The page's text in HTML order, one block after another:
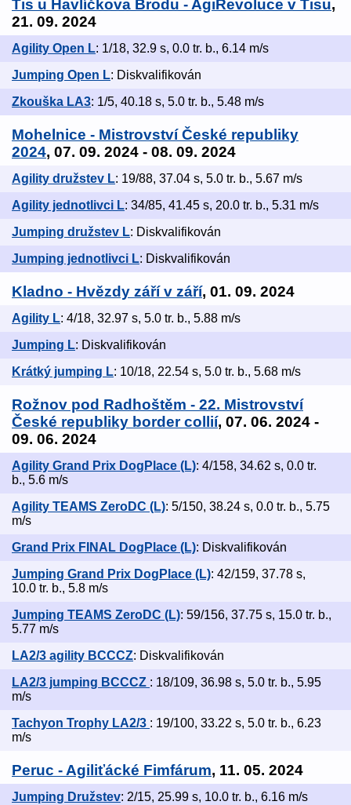
Tis u Havlíčkova Brodu - AgiRevoluce v Tisu,
21. 09. 2024
Agility Open L: 1/18, 32.9 s, 0.0 tr. b., 6.14 m/s
Jumping Open L: Diskvalifikován
Zkouška LA3: 1/5, 40.18 s, 5.0 tr. b., 5.48 m/s
Mohelnice - Mistrovství České republiky
2024, 07. 09. 2024 - 08. 09. 2024
Agility družstev L: 19/88, 37.04 s, 5.0 tr. b., 5.67 m/s
Agility jednotlivci L: 34/85, 41.45 s, 20.0 tr. b., 5.31 m/s
Jumping družstev L: Diskvalifikován
Jumping jednotlivci L: Diskvalifikován
Kladno - Hvězdy září v září, 01. 09. 2024
Agility L: 4/18, 32.97 s, 5.0 tr. b., 5.88 m/s
Jumping L: Diskvalifikován
Krátký jumping L: 10/18, 22.54 s, 5.0 tr. b., 5.68 m/s
Rožnov pod Radhoštěm - 22. Mistrovství
České republiky border collií, 07. 06. 2024 -
09. 06. 2024
Agility Grand Prix DogPlace (L): 4/158, 34.62 s, 0.0 tr.
b., 5.6 m/s
Agility TEAMS ZeroDC (L): 5/150, 38.24 s, 0.0 tr. b., 5.75
m/s
Grand Prix FINAL DogPlace (L): Diskvalifikován
Jumping Grand Prix DogPlace (L): 42/159, 37.78 s,
10.0 tr. b., 5.8 m/s
Jumping TEAMS ZeroDC (L): 59/156, 37.75 s, 15.0 tr. b.,
5.77 m/s
LA2/3 agility BCCCZ: Diskvalifikován
LA2/3 jumping BCCCZ : 18/109, 36.98 s, 5.0 tr. b., 5.95
m/s
Tachyon Trophy LA2/3 : 19/100, 33.22 s, 5.0 tr. b., 6.23
m/s
Peruc - Agiliťácké Fimfárum, 11. 05. 2024
Jumping Družstev: 2/15, 25.99 s, 10.0 tr. b., 6.16 m/s